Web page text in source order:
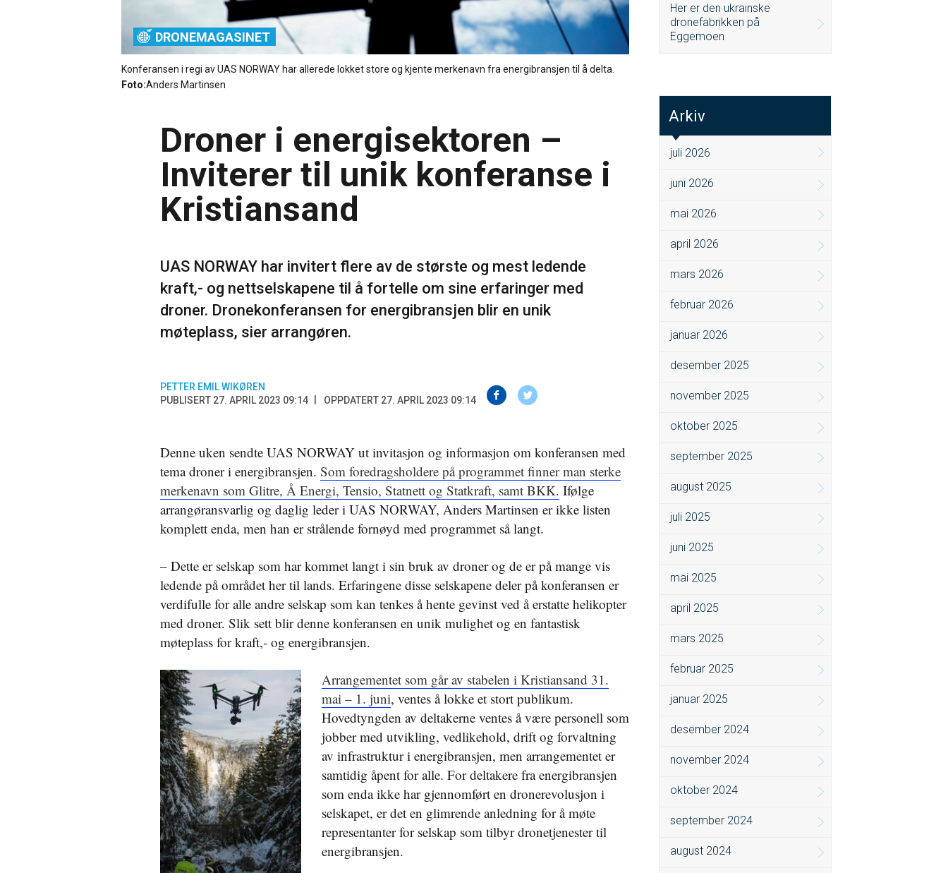
DRONEMAGASINET
Konferansen i regi av UAS NORWAY har allerede lokket store og kjente merkenavn fra energibransjen til å delta.
Foto:Anders Martinsen
Droner i energisektoren –
Inviterer til unik konferanse i
Kristiansand
UAS NORWAY har invitert flere av de største og mest ledende
kraft,- og nettselskapene til å fortelle om sine erfaringer med
droner. Dronekonferansen for energibransjen blir en unik
møteplass, sier arrangøren.
PETTER EMIL WIKØREN
PUBLISERT 27. APRIL 2023 09:14
OPPDATERT 27. APRIL 2023 09:14
Denne uken sendte UAS NORWAY ut invitasjon og informasjon om konferansen med
tema droner i energibransjen. Som foredragsholdere på programmet finner man sterke
merkenavn som Glitre, Å Energi, Tensio, Statnett og Statkraft, samt BKK. Ifølge
arrangøransvarlig og daglig leder i UAS NORWAY, Anders Martinsen er ikke listen
komplett enda, men han er strålende fornøyd med programmet så langt.
– Dette er selskap som har kommet langt i sin bruk av droner og de er på mange vis
ledende på området her til lands. Erfaringene disse selskapene deler på konferansen er
verdifulle for alle andre selskap som kan tenkes å hente gevinst ved å erstatte helikopter
med droner. Slik sett blir denne konferansen en unik mulighet og en fantastisk
møteplass for kraft,- og energibransjen.
Arrangementet som går av stabelen i Kristiansand 31.
mai – 1. juni, ventes å lokke et stort publikum.
Hovedtyngden av deltakerne ventes å være personell som
jobber med utvikling, vedlikehold, drift og forvaltning
av infrastruktur i energibransjen, men arrangementet er
samtidig åpent for alle. For deltakere fra energibransjen
som enda ikke har gjennomført en dronerevolusjon i
selskapet, er det en glimrende anledning for å møte
representanter for selskap som tilbyr dronetjenester til
energibransjen.
Her er den ukrainske
dronefabrikken på
Eggemoen
Arkiv
juli 2026
juni 2026
mai 2026
april 2026
mars 2026
februar 2026
januar 2026
desember 2025
november 2025
oktober 2025
september 2025
august 2025
juli 2025
juni 2025
mai 2025
april 2025
mars 2025
februar 2025
januar 2025
desember 2024
november 2024
oktober 2024
september 2024
august 2024